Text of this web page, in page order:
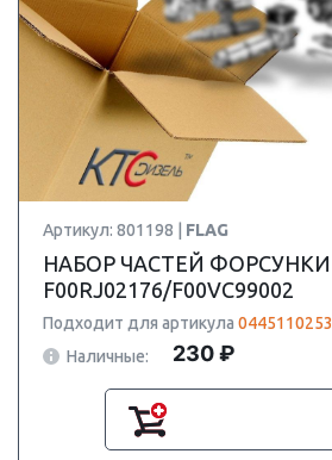
Артикул: 801198 | FLAG
НАБОР ЧАСТЕЙ ФОРСУНКИ
F00RJ02176/F00VC99002
Подходит для артикула 0445110253
Наличные:
230 ₽